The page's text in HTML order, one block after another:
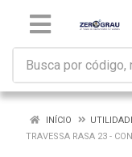
INÍCIO
TRAVESSA RASA 23 -